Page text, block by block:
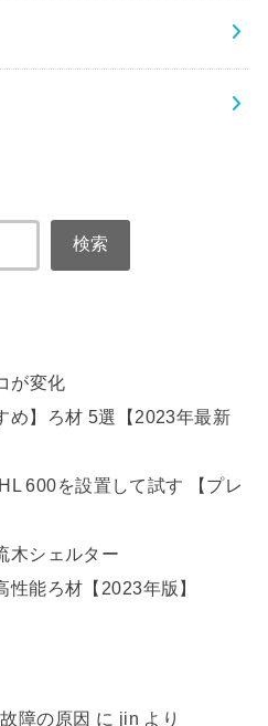
検索
が変化
め】ろ材 5選【2023年最新
600を設置して試す 【プレ
木シェルター
能ろ材【2023年版】
障の原因 に jin より